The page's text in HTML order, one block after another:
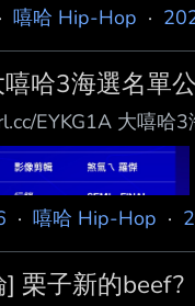
· 嘻哈 Hip-Hop ·
哈3海選名單
EYKG1A 大嘻哈
· 嘻哈 Hip-Hop ·
] 栗子新的beef?